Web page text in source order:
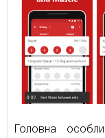
Головна